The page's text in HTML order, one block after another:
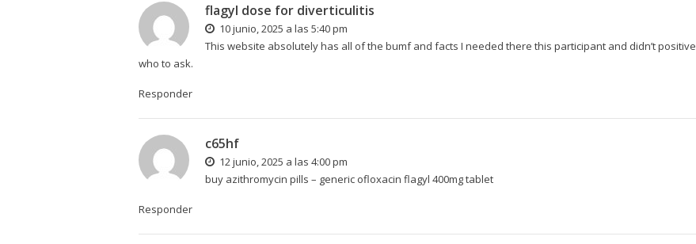
flagyl dose for diverticulitis
10 junio, 2025 a las 5:40 pm
This website absolutely has all of the bumf and facts I needed there this participant and didn’t positive
who to ask.
Responder
c65hf
12 junio, 2025 a las 4:00 pm
buy azithromycin pills – generic ofloxacin flagyl 400mg tablet
Responder